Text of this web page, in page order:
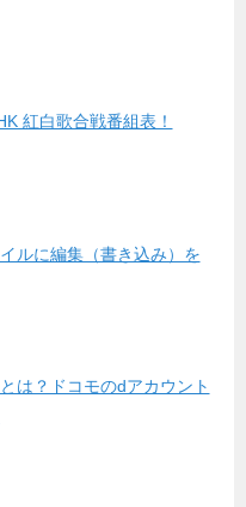
紅白歌合戦番組表！
ルに編集（書き込み）を
は？ドコモのdアカウント